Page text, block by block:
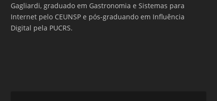
Gagliardi, graduado em Gastronomia e Sistemas para
Internet pelo CEUNSP e pós-graduando em Influência
Digital pela PUCRS.